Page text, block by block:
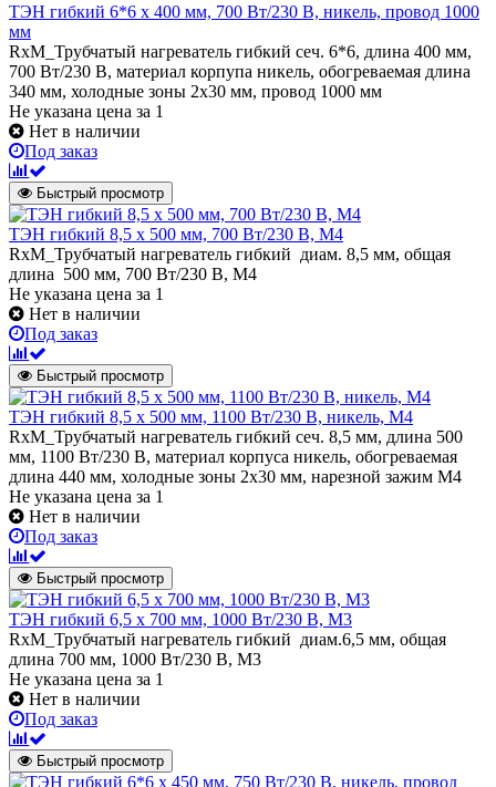
ТЭН гибкий 6*6 х 400 мм, 700 Вт/230 В, никель, провод 1000
мм
RxM_Трубчатый нагреватель гибкий сеч. 6*6, длина 400 мм,
700 Вт/230 В, материал корпупа никель, обогреваемая длина
340 мм, холодные зоны 2х30 мм, провод 1000 мм
Не указана цена за 1
Нет в наличии
Под заказ
Быстрый просмотр
ТЭН гибкий 8,5 x 500 мм, 700 Вт/230 В, M4
RxM_Трубчатый нагреватель гибкий диам. 8,5 мм, общая
длина 500 мм, 700 Вт/230 В, M4
Не указана цена за 1
Нет в наличии
Под заказ
Быстрый просмотр
ТЭН гибкий 8,5 х 500 мм, 1100 Вт/230 В, никель, М4
RxM_Трубчатый нагреватель гибкий сеч. 8,5 мм, длина 500
мм, 1100 Вт/230 В, материал корпуса никель, обогреваемая
длина 440 мм, холодные зоны 2х30 мм, нарезной зажим M4
Не указана цена за 1
Нет в наличии
Под заказ
Быстрый просмотр
ТЭН гибкий 6,5 x 700 мм, 1000 Вт/230 В, M3
RxM_Трубчатый нагреватель гибкий диам.6,5 мм, общая
длина 700 мм, 1000 Вт/230 В, M3
Не указана цена за 1
Нет в наличии
Под заказ
Быстрый просмотр